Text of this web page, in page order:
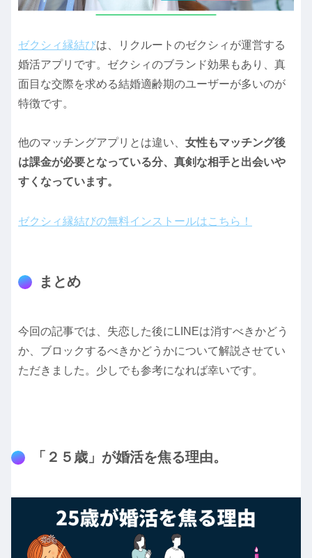
ゼクシィ縁結びは、リクルートのゼクシィが運営する
婚活アプリです。ゼクシィのブランド効果もあり、真
面目な交際を求める結婚適齢期のユーザーが多いのが
特徴です。
他のマッチングアプリとは違い、 女性もマッチング後
は課金が必要となっている分、真剣な相手と出会いや
すくなっています。
ゼクシィ縁結びの無料インストールはこちら！
まとめ
今回の記事では、失恋した後にLINEは消すべきかどう
か、ブロックするべきかどうかについて解説させてい
ただきました。少しでも参考になれば幸いです。
「２５歳」が婚活を焦る理由。